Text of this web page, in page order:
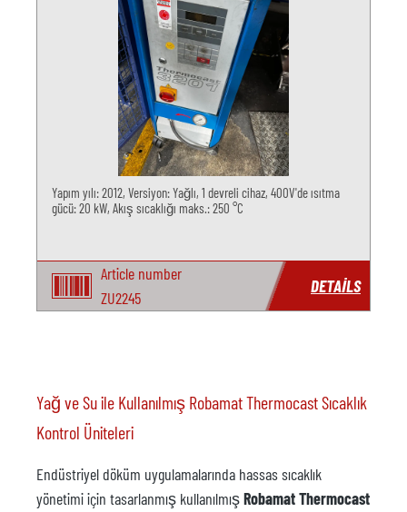
Yapım yılı: 2012, Versiyon: Yağlı, 1 devreli cihaz, 400V'de ısıtma
gücü: 20 kW, Akış sıcaklığı maks.: 250 °C
Article number
ZU2245
DETAILS
Yağ ve Su ile Kullanılmış Robamat Thermocast Sıcaklık
Kontrol Üniteleri
Endüstriyel döküm uygulamalarında hassas sıcaklık
yönetimi için tasarlanmış kullanılmışRobamat Thermocast